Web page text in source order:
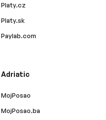
Platy.cz
Platy.sk
Paylab.com
Adriatic
MojPosao
MojPosao.ba